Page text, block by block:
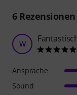
6Rezensionen
W
Ansprache
Sound